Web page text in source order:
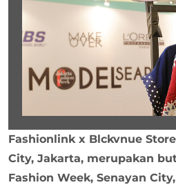
Fashionlink x Blckvnue
City, Jakarta, merupakan
Fashion Week, Senayan